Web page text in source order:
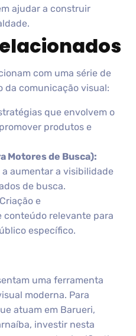
ajudar a construir
com uma série de
da comunicação visual:
que envolvem o
produtos e
Motores de Busca):
aumentar a visibilidade
de busca.
Criação e
relevante para
específico.
uma ferramenta
moderna. Para
atuam em Barueri,
investir nesta